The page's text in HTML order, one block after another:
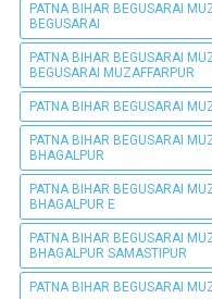
PATNA BIHAR BEGUSARAI
BEGUSARAI
PATNA BIHAR BEGUSARAI
BEGUSARAI MUZAFFARPUR
PATNA BIHAR BEGUSARAI
PATNA BIHAR BEGUSARAI
BHAGALPUR
PATNA BIHAR BEGUSARAI
BHAGALPUR E
PATNA BIHAR BEGUSARAI
BHAGALPUR SAMASTIPUR
PATNA BIHAR BEGUSARAI